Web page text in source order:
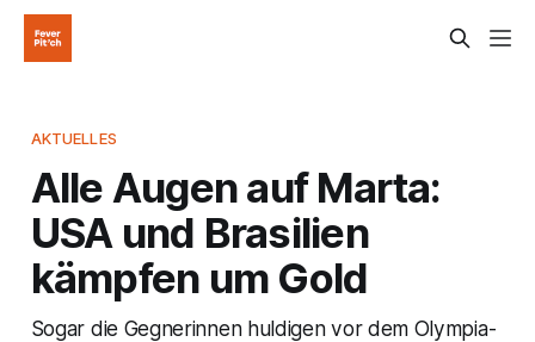
AKTUELLES
Alle Augen auf Marta:
USA und Brasilien
kämpfen um Gold
Sogar die Gegnerinnen huldigen vor dem Olympia-